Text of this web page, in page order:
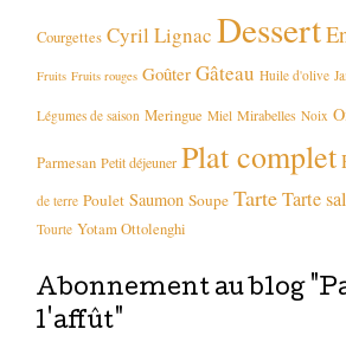
Courgettes Cyril Lignac Dessert
Fruits Fruits rouges Goûter Gâteau Huile d'olive
Légumes de saison Meringue Miel Mirabelles Noix
Parmesan Petit déjeuner Plat complet
de terre Poulet Saumon Soupe TarteTarte
Tourte Yotam Ottolenghi
Abonnement au blog
l'affût"